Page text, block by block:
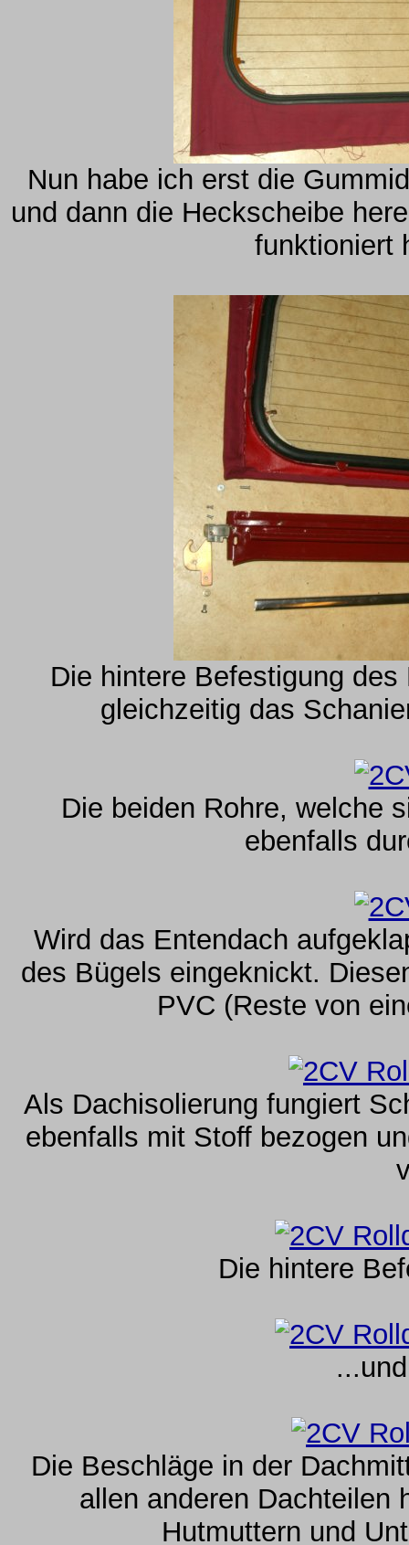
Nun habe ich erst die
und dann die Heckscheibe
funktioniert
Die hintere Befestigung
gleichzeitig das
Die beiden Rohre, welche
ebenfalls
Wird das Entendach
des Bügels eingeknickt.
PVC (Reste von
Als Dachisolierung fungiert
ebenfalls mit Stoff bezogen
Die hintere
Die Beschläge in der
allen anderen Dachteilen
Hutmuttern und